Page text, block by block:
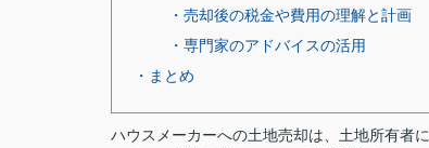
・売却後の税金や費用の理解と計画
・専門家のアドバイスの活用
・まとめ
ハウスメーカーへの土地売却は、土地所有者